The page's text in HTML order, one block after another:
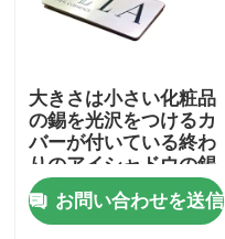
製品
動画
大きさは小さい化粧品
の錫を光沢をつけるカ
バーが付いている終わ
りのアイシャドウの錫
にカスタマイズした
お問い合わせを送信